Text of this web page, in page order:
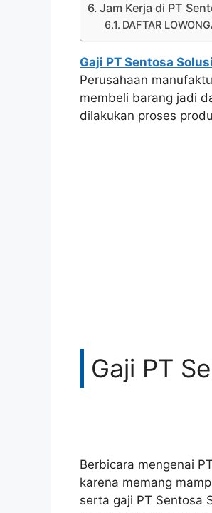
Jam Kerja di PT
DAFTAR
Gaji PT Sentosa
Perusahaan
membeli barang jadi
dilakukan proses
Gaji PT
Berbicara mengenai
karena memang
serta gaji PT Sentosa